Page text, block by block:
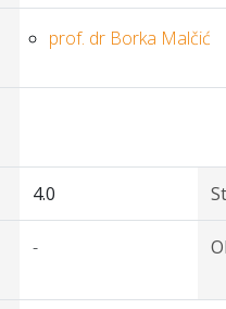
prof. dr Borka Malčić
4.0
-